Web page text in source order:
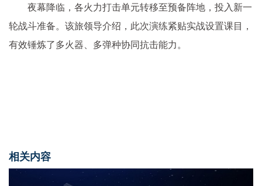
夜幕降临，各火力打击单元转移至预备阵地，投入新一
轮战斗准备。该旅领导介绍，此次演练紧贴实战设置课目，
有效锤炼了多火器、多弹种协同抗击能力。
相关内容